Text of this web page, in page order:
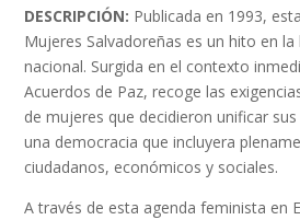
DESCRIPCIÓN: Publicada en 1993,
Mujeres Salvadoreñas es un hito en
nacional. Surgida en el contexto
Acuerdos de Paz, recoge las
de mujeres que decidieron unificar
una democracia que incluyera
ciudadanos, económicos y sociales.
A través de esta agenda feminista en